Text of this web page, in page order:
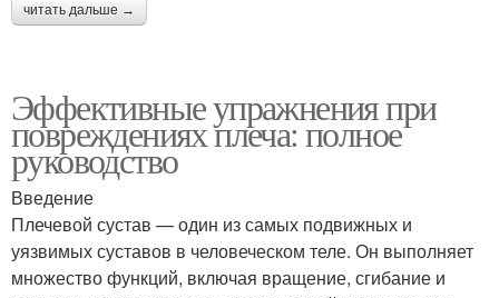
читать дальше →
Эффективные упражнения при
повреждениях плеча: полное
руководство
Введение
Плечевой сустав — один из самых подвижных и
уязвимых суставов в человеческом теле. Он выполняет
множество функций, включая вращение, сгибание и